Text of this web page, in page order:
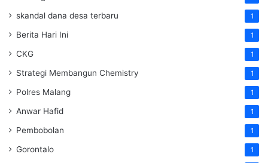
skandal dana desa terbaru 1
Berita Hari Ini 1
CKG 1
Strategi Membangun Chemistry 1
Polres Malang 1
Anwar Hafid 1
Pembobolan 1
Gorontalo 1